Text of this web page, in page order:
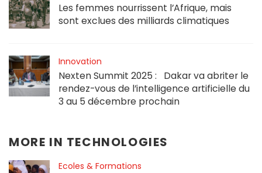
Les femmes nourrissent l’Afrique, mais
sont exclues des milliards climatiques
Innovation
Nexten Summit 2025 : Dakar va abriter le
rendez-vous de l’intelligence artificielle du
3 au 5 décembre prochain
MORE IN TECHNOLOGIES
Ecoles & Formations